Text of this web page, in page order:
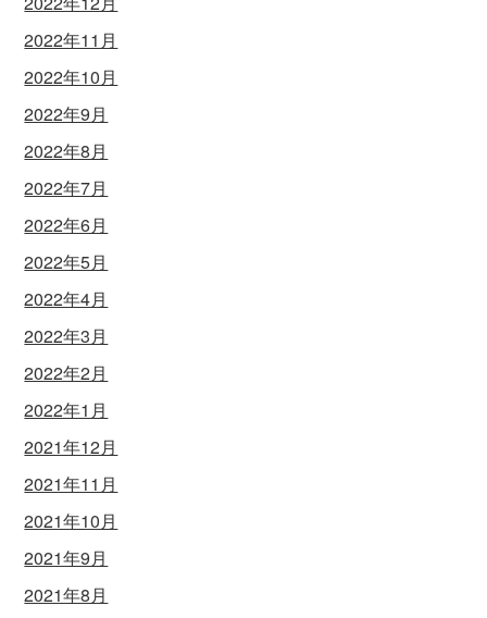
2022年11月
2022年10月
2022年9月
2022年8月
2022年7月
2022年6月
2022年5月
2022年4月
2022年3月
2022年2月
2022年1月
2021年12月
2021年11月
2021年10月
2021年9月
2021年8月